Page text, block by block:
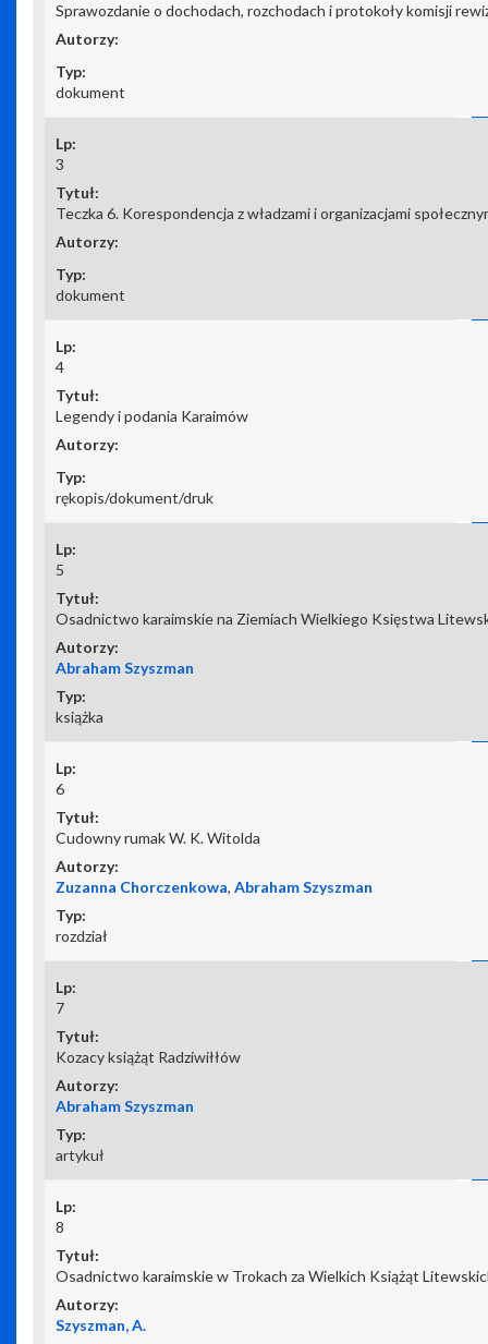
Sprawozdanie o dochodach, rozchodach i protokoły komisji
dokument
3
Teczka 6. Korespondencja z władzami i organizacjami
dokument
4
Legendy i podania Karaimów
rękopis/dokument/druk
5
Osadnictwo karaimskie na Ziemiach Wielkiego Księstwa
Abraham Szyszman
książka
6
Cudowny rumak W. K. Witolda
Zuzanna Chorczenkowa, Abraham Szyszman
rozdział
7
Kozacy książąt Radziwiłłów
Abraham Szyszman
artykuł
8
Osadnictwo karaimskie w Trokach za Wielkich Książąt
Szyszman, A.